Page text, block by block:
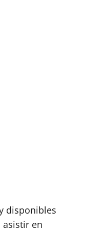
disponibles
asistir en